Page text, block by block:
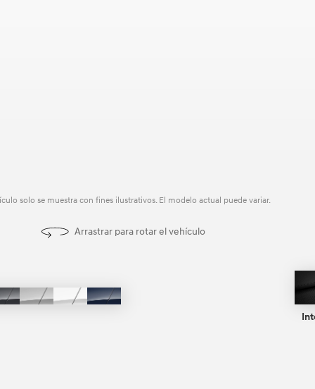
solo se muestra con fines ilustrativos. El modelo actual puede variar.
Arrastrar para rotar el vehículo
PortofinoAero
SerenityCarbon